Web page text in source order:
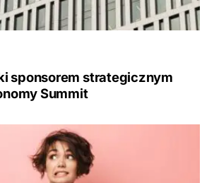
sponsorem strategicznym
Summit